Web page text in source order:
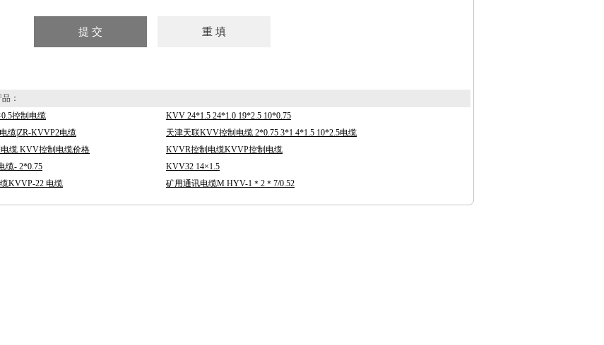
：
控制电缆
KVV 24*1.5 24*1.0 19*2.5 10*0.75
缆|ZR-KVVP2电缆
天津天联KVV控制电缆 2*0.75 3*1 4*1.5 10*2.5电缆
缆 KVV控制电缆价格
KVVR控制电缆KVVP控制电缆
缆- 2*0.75
KVV32 14×1.5
KVVP-22 电缆
矿用通讯电缆M HYV-1＊2＊7/0.52